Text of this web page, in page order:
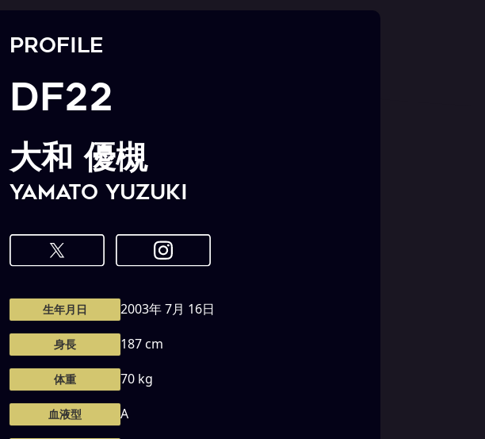
PROFILE
DF22
大和 優槻
YAMATO Yuzuki
生年月日 2003年 7月 16日
身長 187 cm
体重 70 kg
血液型 A